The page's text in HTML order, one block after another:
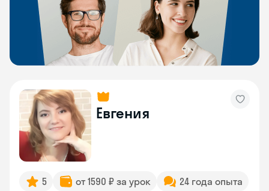
Евгения
5 от 1590 ₽ за урок
24 года опыта